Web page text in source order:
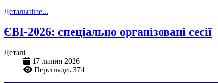
Детальніше...
ЄВІ-2026: спеціально організовані сесії
Деталі
17 липня 2026
Перегляди: 374